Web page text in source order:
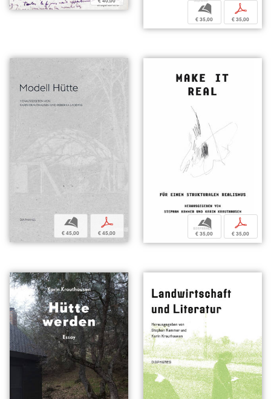
b
€ 35,00
p
€ 35,00
b
€ 45,00
p
€ 45,00
b
€ 35,00
p
€ 35,00